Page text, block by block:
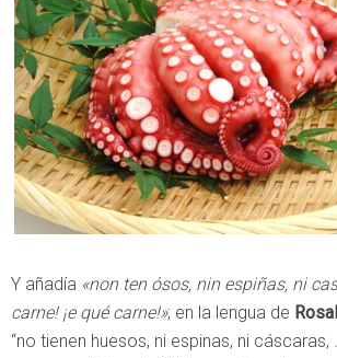
Y añadía «non ten ósos, nin espiñas, ni
carne! ¡e qué carne!»; en la lengua de
“no tienen huesos, ni espinas, ni